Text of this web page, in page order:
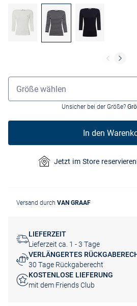
Grössenauswahl
Größe wählen
Unsicher bei der Größe?
In den
Jetzt im Store
Versand durch VAN GRAAF
LIEFERZEIT
Lieferzeit ca. 1 - 3 Tage
VERLÄNGERTES
30 Tage Rückgaberecht
KOSTENLOSE LIEFERUNG
mit dem Friends Club